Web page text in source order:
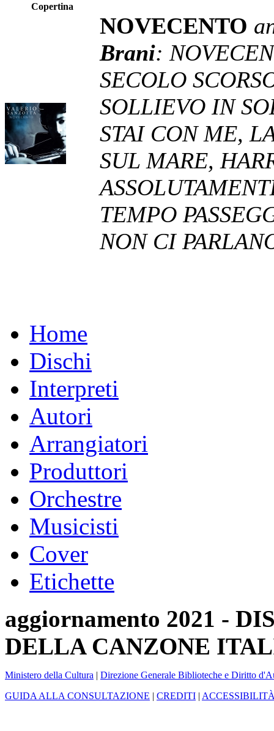
Copertina
NOVECENTO
Brani:
SECOLO
SOLLIEVO IN
STAI CON ME,
SUL MARE,
TEMPO
NON CI
Home
Dischi
Interpreti
Autori
Arrangiatori
Produttori
Orchestre
Musicisti
Cover
Etichette
aggiornamento 2021 -
DELLA CANZONE
Ministero della Cultura | Direzione Generale Biblioteche e Diritto
GUIDA ALLA CONSULTAZIONE | CREDITI |